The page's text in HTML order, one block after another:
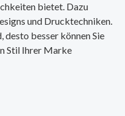
bietet. Dazu
und Drucktechniken.
desto besser können Sie
Stil Ihrer Marke